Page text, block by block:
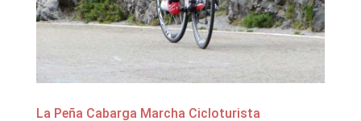
La Peña Cabarga Marcha Cicloturista